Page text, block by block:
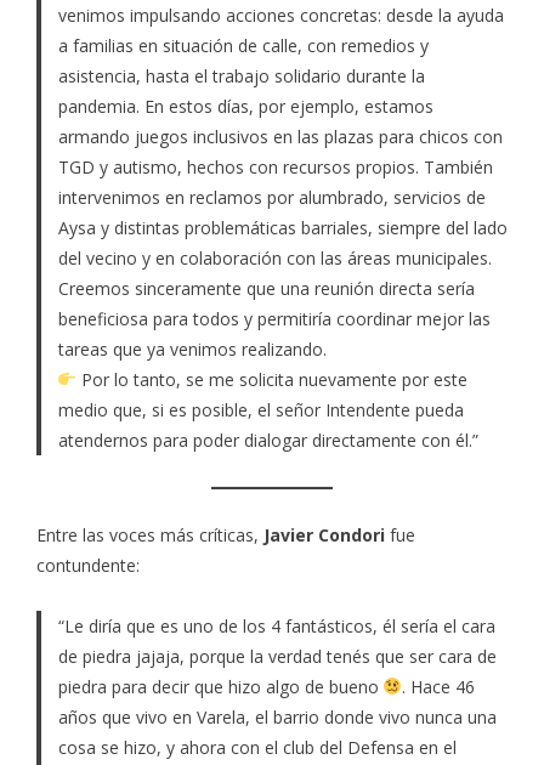
venimos impulsando acciones concretas: desde la ayuda
a familias en situación de calle, con remedios y
asistencia, hasta el trabajo solidario durante la
pandemia. En estos días, por ejemplo, estamos
armando juegos inclusivos en las plazas para chicos con
TGD y autismo, hechos con recursos propios. También
intervenimos en reclamos por alumbrado, servicios de
Aysa y distintas problemáticas barriales, siempre del lado
del vecino y en colaboración con las áreas municipales.
Creemos sinceramente que una reunión directa sería
beneficiosa para todos y permitiría coordinar mejor las
tareas que ya venimos realizando.
Por lo tanto, se me solicita nuevamente por este
medio que, si es posible, el señor Intendente pueda
atendernos para poder dialogar directamente con él.”
Entre las voces más críticas, Javier Condori fue
contundente:
“Le diría que es uno de los 4 fantásticos, él sería el cara
de piedra jajaja, porque la verdad tenés que ser cara de
piedra para decir que hizo algo de bueno
. Hace 46
años que vivo en Varela, el barrio donde vivo nunca una
cosa se hizo, y ahora con el club del Defensa en el